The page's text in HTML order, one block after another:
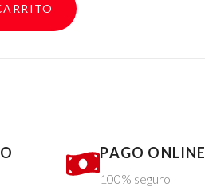
PAGO ONLINE
100% seguro